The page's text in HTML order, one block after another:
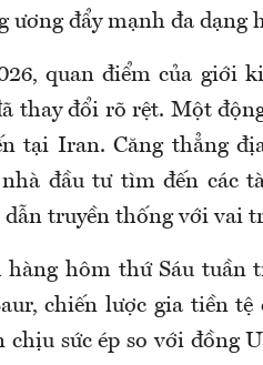
ương đẩy mạnh đa dạng
quan điểm của giới
thay đổi rõ rệt. Một
tại Iran. Căng thẳng
đầu tư tìm đến các
dẫn truyền thống với vai
hàng hôm thứ Sáu tuần
chiến lược gia tiền tệ
sức ép so với đồng